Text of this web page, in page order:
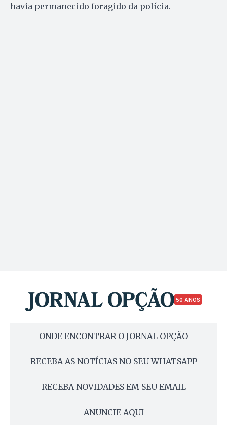
havia permanecido foragido da polícia.
50 ANOS
ONDE ENCONTRAR O JORNAL OPÇÃO
RECEBA AS NOTÍCIAS NO SEU WHATSAPP
RECEBA NOVIDADES EM SEU EMAIL
ANUNCIE AQUI